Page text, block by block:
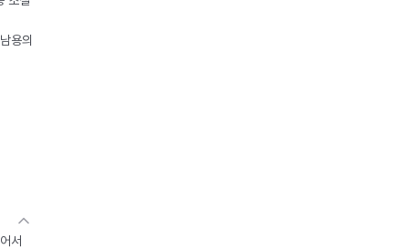
용의
서